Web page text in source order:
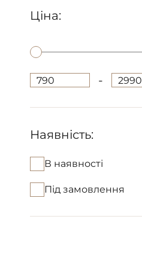
Ціна:
790 - 2990
Наявність:
В наявності
Під замовлення